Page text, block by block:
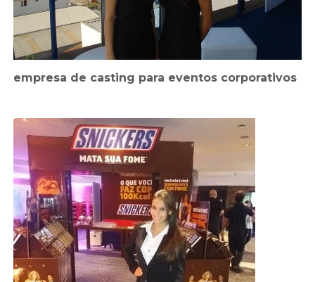
empresa de casting para eventos corporativos